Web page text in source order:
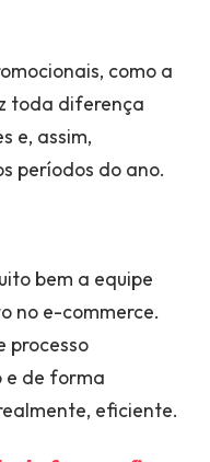
como a
toda diferença
e, assim,
períodos do ano.
bem a equipe
no e-commerce.
processo
e de forma
eficiente.